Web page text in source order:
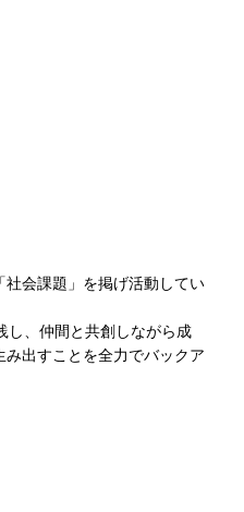
会課題」を掲げ活動してい
し、仲間と共創しながら成
出すことを全力でバックア